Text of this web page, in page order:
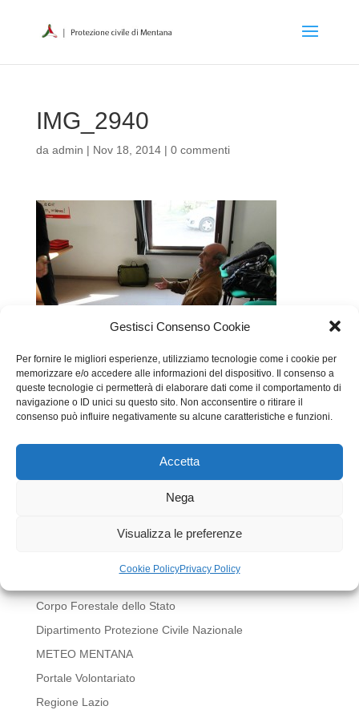
Gestisci Consenso Cookie
Per fornire le migliori esperienze, utilizziamo tecnologie come i cookie per
memorizzare e/o accedere alle informazioni del dispositivo. Il consenso a
queste tecnologie ci permetterà di elaborare dati come il comportamento di
navigazione o ID unici su questo sito. Non acconsentire o ritirare il
consenso può influire negativamente su alcune caratteristiche e funzioni.
Accetta
Nega
Visualizza le preferenze
Cookie PolicyPrivacy Policy
IMG_2940
da admin | Nov 18, 2014| 0 commenti
per inviare un commento.
Corpo Forestale dello Stato
Dipartimento Protezione Civile Nazionale
METEO MENTANA
Portale Volontariato
Regione Lazio